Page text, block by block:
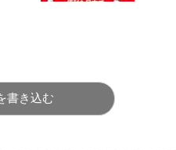
書き込む